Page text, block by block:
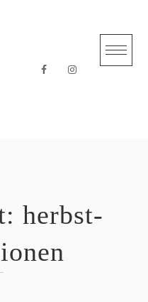
herbst-